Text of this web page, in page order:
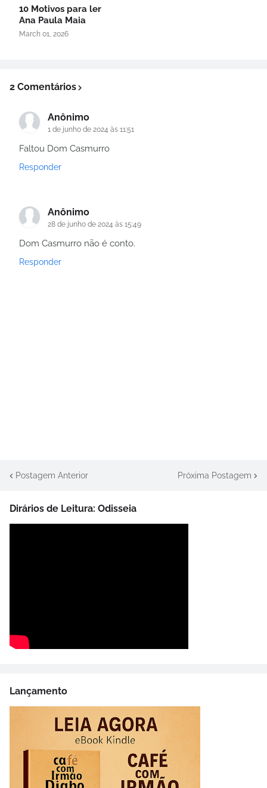
10 Motivos para ler
Ana Paula Maia
March 01, 2026
2 Comentários
Anônimo
1 de junho de 2024 às 11:51
Faltou Dom Casmurro
Responder
Anônimo
28 de junho de 2024 às 15:49
Dom Casmurro não é conto.
Responder
Postagem Anterior Próxima Postagem
Dirários de Leitura: Odisseia
Lançamento